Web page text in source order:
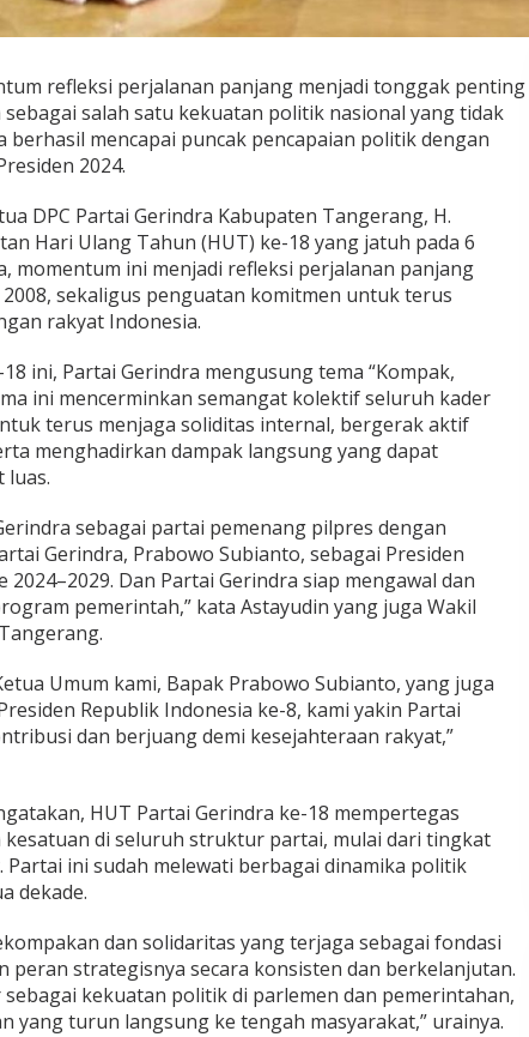
refleksi perjalanan panjang menjadi tonggak penting
salah satu kekuatan politik nasional yang tidak
mencapai puncak pencapaian politik dengan
2024.
DPC Partai Gerindra Kabupaten Tangerang, H.
Hari Ulang Tahun (HUT) ke-18 yang jatuh pada 6
momentum ini menjadi refleksi perjalanan panjang
sekaligus penguatan komitmen untuk terus
rakyat Indonesia.
ini, Partai Gerindra mengusung tema “Kompak,
ini mencerminkan semangat kolektif seluruh kader
terus menjaga soliditas internal, bergerak aktif
menghadirkan dampak langsung yang dapat
luas.
sebagai partai pemenang pilpres dengan
Gerindra, Prabowo Subianto, sebagai Presiden
Dan Partai Gerindra siap mengawal dan
pemerintah,” kata Astayudin yang juga Wakil
Umum kami, Bapak Prabowo Subianto, yang juga
Republik Indonesia ke-8, kami yakin Partai
dan berjuang demi kesejahteraan rakyat,”
HUT Partai Gerindra ke-18 mempertegas
di seluruh struktur partai, mulai dari tingkat
ini sudah melewati berbagai dinamika politik
dekade.
dan solidaritas yang terjaga sebagai fondasi
peran strategisnya secara konsisten dan berkelanjutan.
kekuatan politik di parlemen dan pemerintahan,
yang turun langsung ke tengah masyarakat,” urainya.